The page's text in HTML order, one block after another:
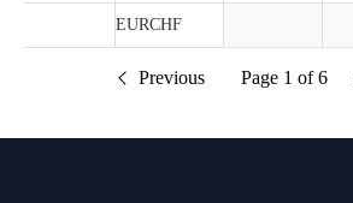
EURCHF
Previous Page 1 of6